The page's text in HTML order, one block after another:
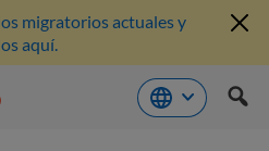
migratorios actuales y
aquí.